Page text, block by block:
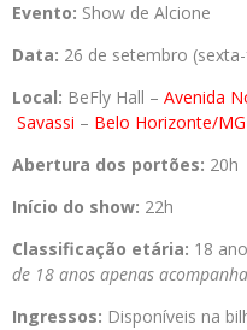
Evento: Show de Alcione
Data: 26 de setembro
Local: BeFly Hall – Avenida
Savassi – Belo Horizonte/MG
Abertura dos portões: 20h
Início do show: 22h
Classificação etária: 18
de 18 anos apenas
Ingressos: Disponíveis na